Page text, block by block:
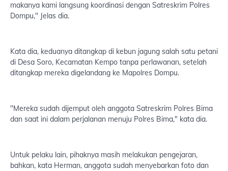
makanya kami langsung koordinasi dengan Satreskrim Polres
Dompu," Jelas dia.
Kata dia, keduanya ditangkap di kebun jagung salah satu petani
di Desa Soro, Kecamatan Kempo tanpa perlawanan, setelah
ditangkap mereka digelandang ke Mapolres Dompu.
"Mereka sudah dijemput oleh anggota Satreskrim Polres Bima
dan saat ini dalam perjalanan menuju Polres Bima," kata dia.
Untuk pelaku lain, pihaknya masih melakukan pengejaran,
bahkan, kata Herman, anggota sudah menyebarkan foto dan